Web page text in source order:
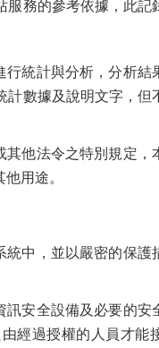
務的參考依據，此記
統計與分析，分析結
數據及說明文字，但
他法令之特別規定，
用途。
中，並以嚴密的保護
安全設備及必要的安
經過授權的人員才能